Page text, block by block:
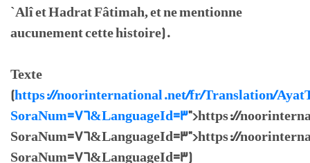
`Alî et Hadrat Fâtimah, et ne mentionne
aucunement cette histoire).
Texte
(https://noorinternational.net/fr/Translation/
SoraNum=76&LanguageId=3">https://
SoraNum=76&LanguageId=3">https://
SoraNum=76&LanguageId=3)